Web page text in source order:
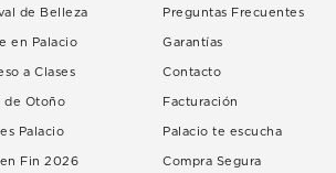
de Belleza
en Palacio
a Clases
de Otoño
Palacio
Fin 2026
Preguntas Frecuentes
Garantías
Contacto
Facturación
Palacio te escucha
Compra Segura